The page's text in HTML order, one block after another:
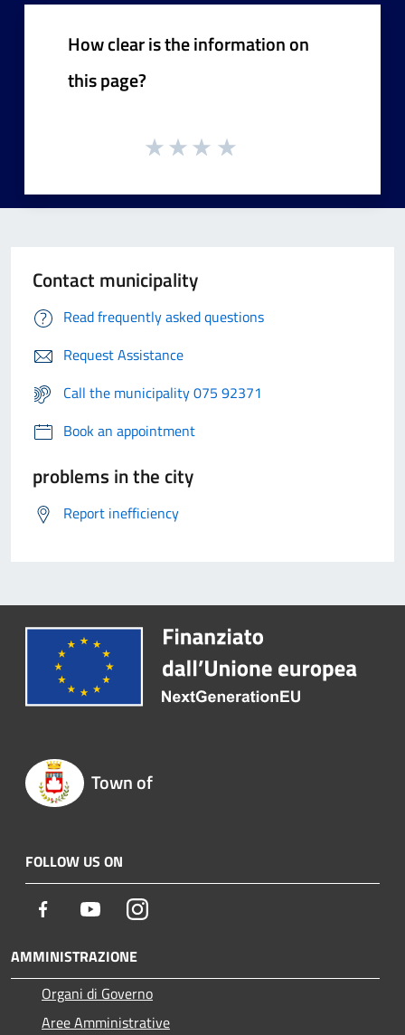
How clear is the information on
this page?
Contact municipality
Read frequently asked questions
Request Assistance
Call the municipality 075 92371
Book an appointment
problems in the city
Report inefficiency
Town of
FOLLOW US ON
Facebook YoutubeInstagram
AMMINISTRAZIONE
Organi di Governo
Aree Amministrative